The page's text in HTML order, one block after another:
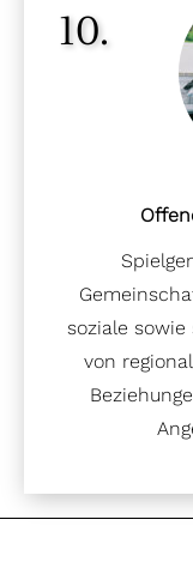
10.
soziale
von